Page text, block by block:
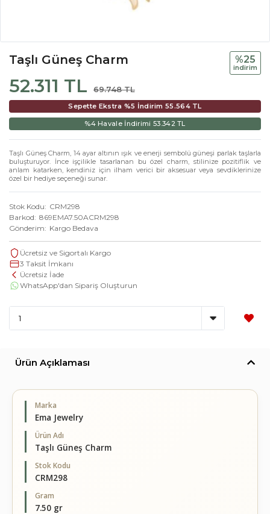
Taşlı Güneş Charm
52.311 TL 69.748 TL
%25
i̇ndi̇ri̇m
Sepette Ekstra %5 İndirim55.564 TL
%4 Havale İndirimi 53.342 TL
Taşlı Güneş Charm, 14 ayar altının ışık ve enerji sembolü güneşi parlak taşlarla
buluşturuyor. İnce işçilikle tasarlanan bu özel charm, stilinize pozitiflik ve
anlam katarken, kendiniz için ilham verici bir aksesuar veya sevdiklerinize
özel bir hediye seçeneği sunar.
Stok Kodu
CRM298
Barkod 869EMA7.50ACRM298
Gönderim
Kargo Bedava
Ücretsiz ve Sigortalı Kargo
3 Taksit İmkanı
Ücretsiz İade
WhatsApp'dan Sipariş Oluşturun
Ürün Açıklaması
Marka
Ema Jewelry
Ürün Adı
Taşlı Güneş Charm
Stok Kodu
CRM298
Gram
7.50 gr